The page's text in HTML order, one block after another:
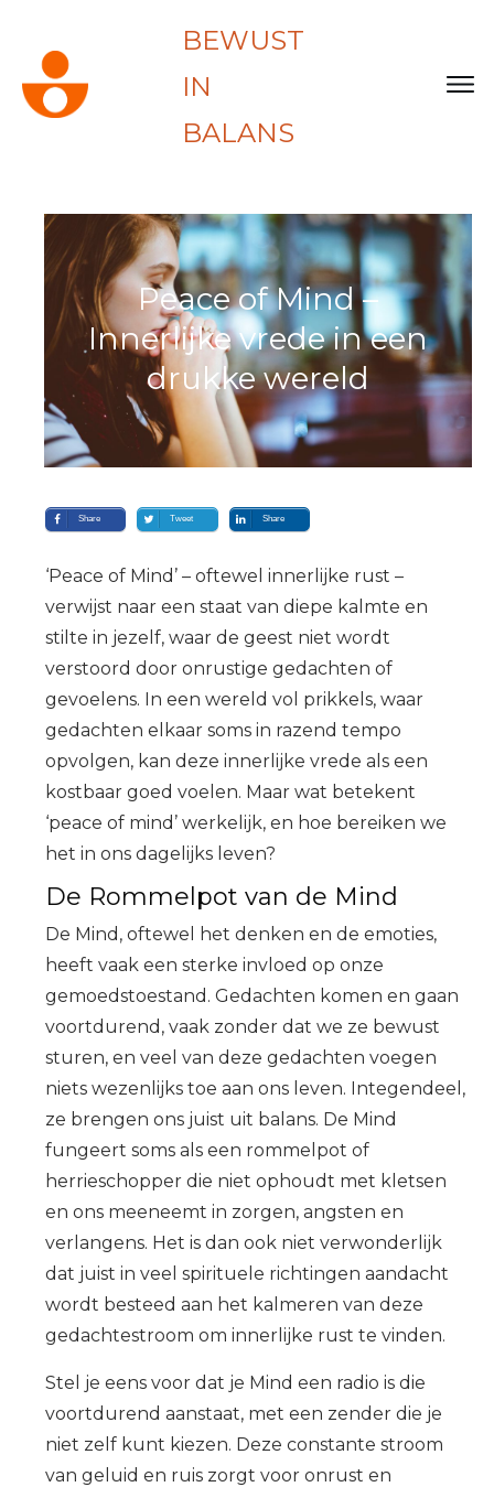
BEWUST
IN
BALANS
Peace of Mind –
Innerlijke vrede in een
drukke wereld
Share Tweet Share
‘Peace of Mind’ – oftewel innerlijke rust –
verwijst naar een staat van diepe kalmte en
stilte in jezelf, waar de geest niet wordt
verstoord door onrustige gedachten of
gevoelens. In een wereld vol prikkels, waar
gedachten elkaar soms in razend tempo
opvolgen, kan deze innerlijke vrede als een
kostbaar goed voelen. Maar wat betekent
‘peace of mind’ werkelijk, en hoe bereiken we
het in ons dagelijks leven?
De Rommelpot van de Mind
De Mind, oftewel het denken en de emoties,
heeft vaak een sterke invloed op onze
gemoedstoestand. Gedachten komen en gaan
voortdurend, vaak zonder dat we ze bewust
sturen, en veel van deze gedachten voegen
niets wezenlijks toe aan ons leven. Integendeel,
ze brengen ons juist uit balans. De Mind
fungeert soms als een rommelpot of
herrieschopper die niet ophoudt met kletsen
en ons meeneemt in zorgen, angsten en
verlangens. Het is dan ook niet verwonderlijk
dat juist in veel spirituele richtingen aandacht
wordt besteed aan het kalmeren van deze
gedachtestroom om innerlijke rust te vinden.
Stel je eens voor dat je Mind een radio is die
voortdurend aanstaat, met een zender die je
niet zelf kunt kiezen. Deze constante stroom
van geluid en ruis zorgt voor onrust en